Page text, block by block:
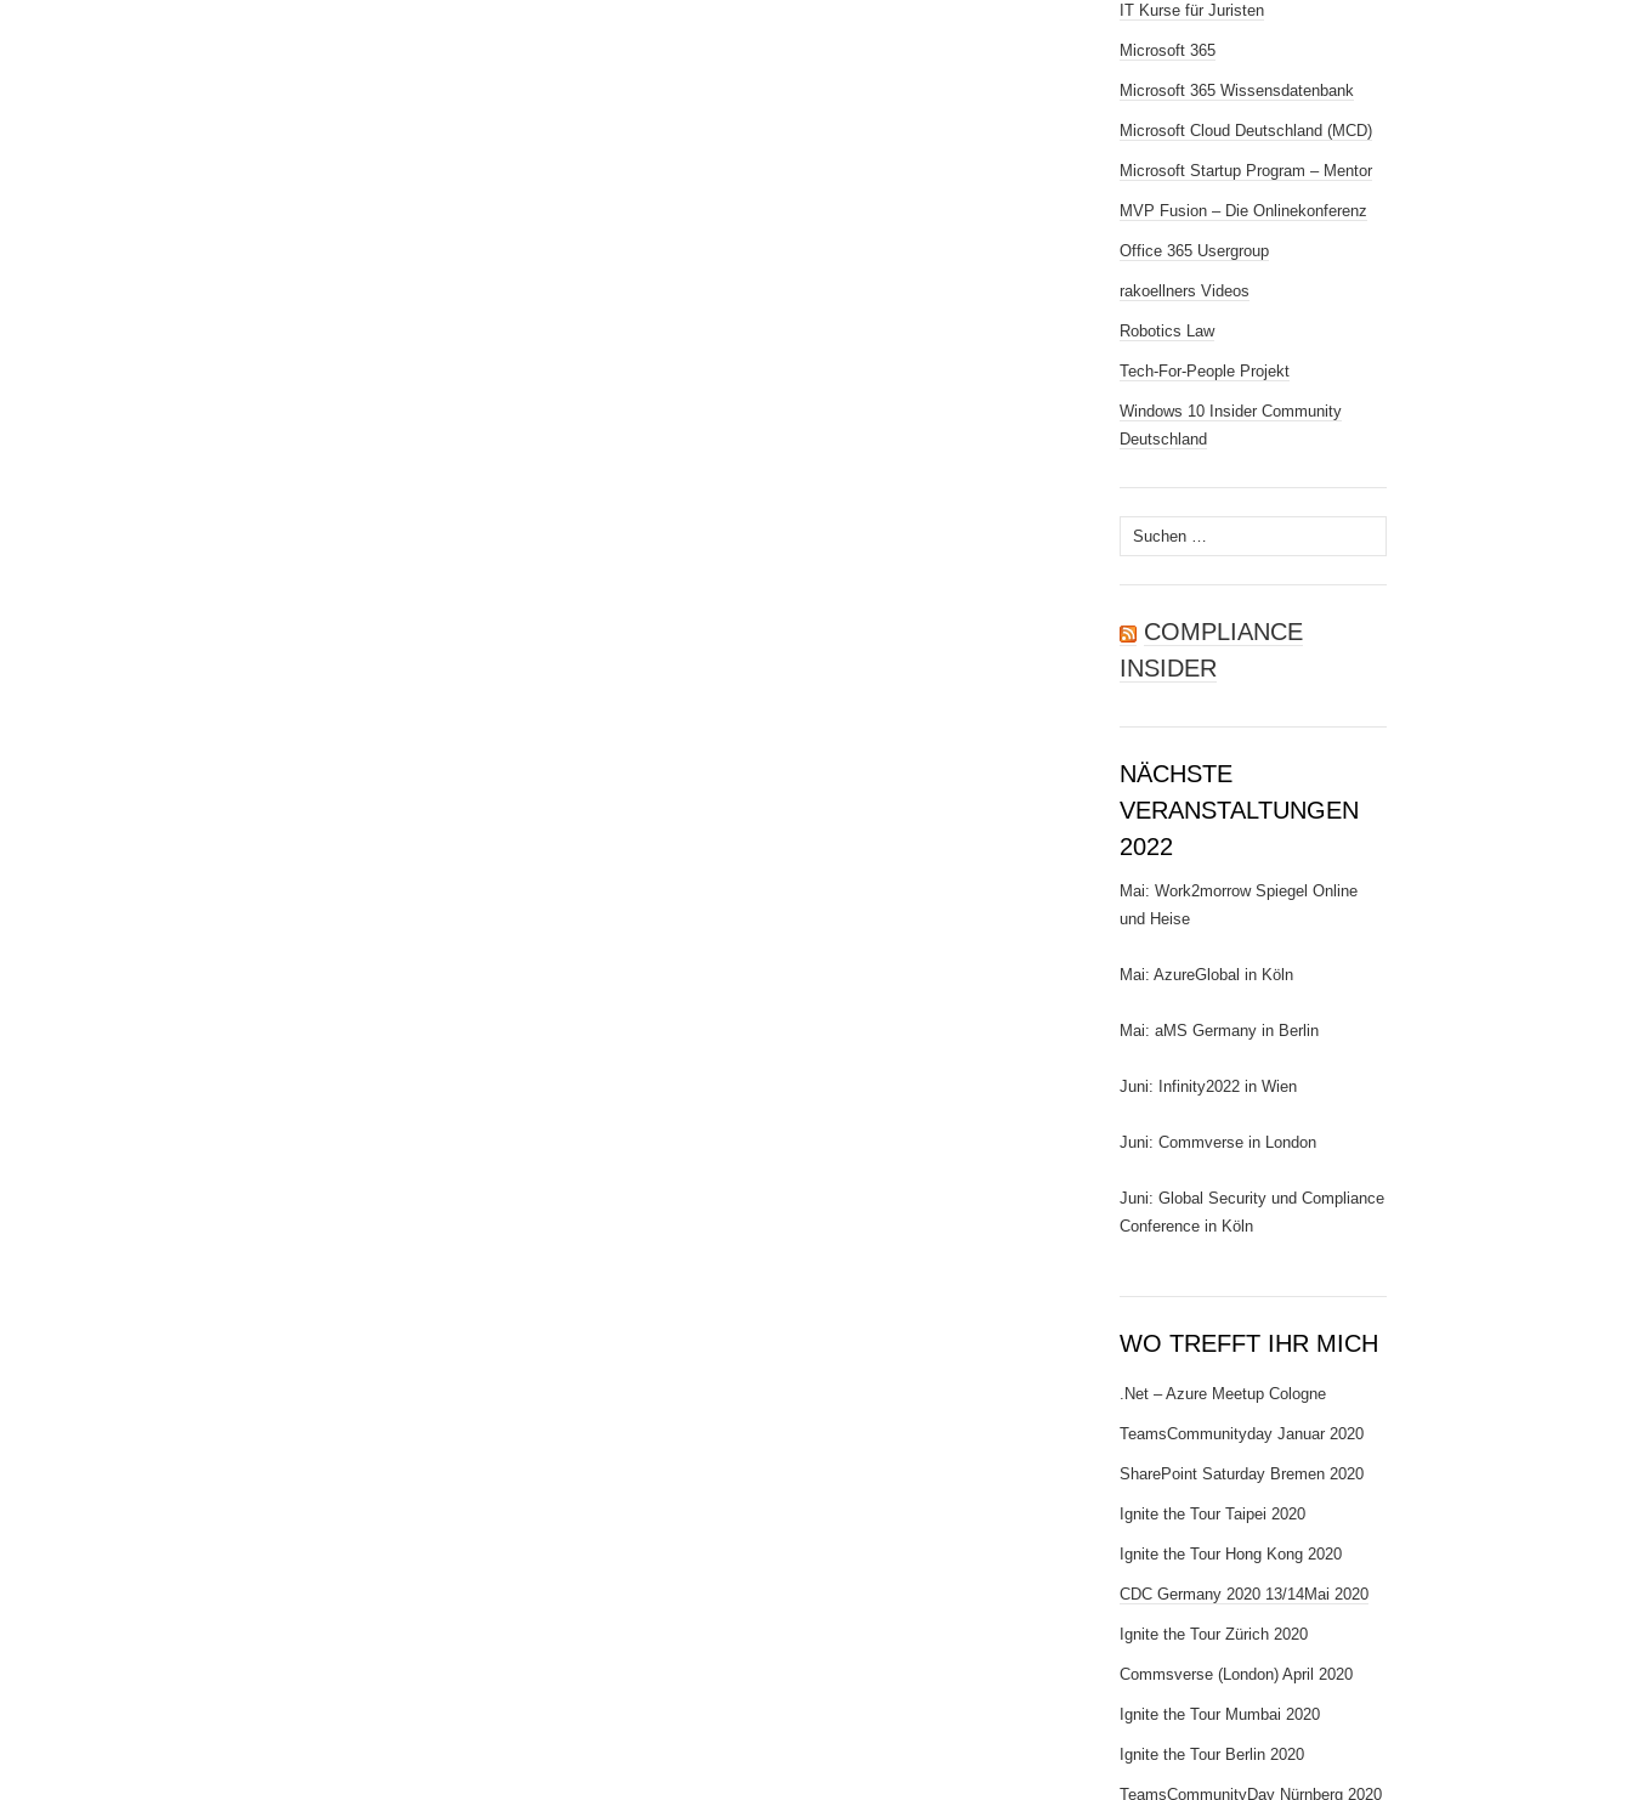
IT Kurse für Juristen
Microsoft 365
Microsoft 365 Wissensdatenbank
Microsoft Cloud Deutschland (MCD)
Microsoft Startup Program – Mentor
MVP Fusion – Die Onlinekonferenz
Office 365 Usergroup
rakoellners Videos
Robotics Law
Tech-For-People Projekt
Windows 10 Insider Community
Deutschland
Suchen
nach:
COMPLIANCE
INSIDER
NÄCHSTE
VERANSTALTUNGEN
2022
Mai: Work2morrow Spiegel Online
und Heise
Mai: AzureGlobal in Köln
Mai: aMS Germany in Berlin
Juni: Infinity2022 in Wien
Juni: Commverse in London
Juni: Global Security und Compliance
Conference in Köln
WO TREFFT IHR MICH
.Net – Azure Meetup Cologne
TeamsCommunityday Januar 2020
SharePoint Saturday Bremen 2020
Ignite the Tour Taipei 2020
Ignite the Tour Hong Kong 2020
CDC Germany 2020 13/14Mai 2020
Ignite the Tour Zürich 2020
Commsverse (London) April 2020
Ignite the Tour Mumbai 2020
Ignite the Tour Berlin 2020
TeamsCommunityDay Nürnberg 2020